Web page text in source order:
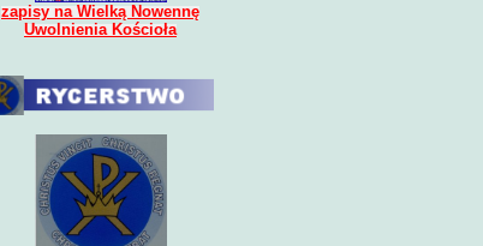
zapisy na Wielką Nowennę
Uwolnienia Kościoła